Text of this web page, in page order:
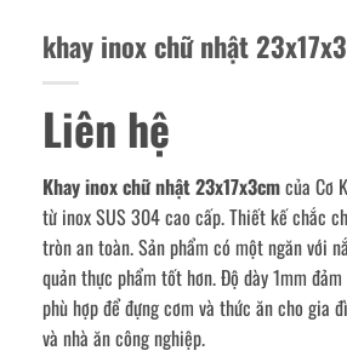
khay inox chữ nhật
Liên hệ
Khay inox chữ nhật 23x17x3cmcủa Cơ
từ inox SUS 304 cao cấp. Thiết kế chắc
tròn an toàn. Sản phẩm có một ngăn với
quản thực phẩm tốt hơn. Độ dày 1mm
phù hợp để đựng cơm và thức ăn cho gia
và nhà ăn công nghiệp.